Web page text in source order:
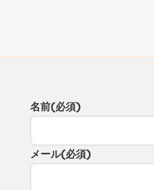
名前(必須)
メール(必須)